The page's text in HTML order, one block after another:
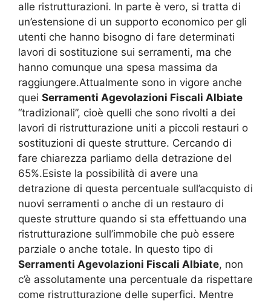
alle ristrutturazioni. In parte è vero, si tratta di
un’estensione di un supporto economico per gli
utenti che hanno bisogno di fare determinati
lavori di sostituzione sui serramenti, ma che
hanno comunque una spesa massima da
raggiungere.Attualmente sono in vigore anche
quei Serramenti Agevolazioni Fiscali Albiate
“tradizionali”, cioè quelli che sono rivolti a dei
lavori di ristrutturazione uniti a piccoli restauri o
sostituzioni di queste strutture. Cercando di
fare chiarezza parliamo della detrazione del
65%.Esiste la possibilità di avere una
detrazione di questa percentuale sull’acquisto di
nuovi serramenti o anche di un restauro di
queste strutture quando si sta effettuando una
ristrutturazione sull’immobile che può essere
parziale o anche totale. In questo tipo di
Serramenti Agevolazioni Fiscali Albiate, non
c’è assolutamente una percentuale da rispettare
come ristrutturazione delle superfici. Mentre